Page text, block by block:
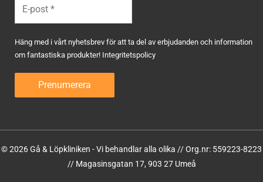
Häng med i vårt nyhetsbrev för att ta del av erbjudanden och information
om fantastiska produkter! Integritetspolicy
© 2026 Gå & Löpkliniken - Vi behandlar alla olika // Org.nr: 559223-8223
// Magasinsgatan 17, 903 27 Umeå